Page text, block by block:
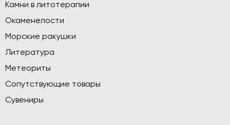
Камни в литотерапии
Окаменелости
Морские ракушки
Литература
Метеориты
Сопутствующие товары
Сувениры